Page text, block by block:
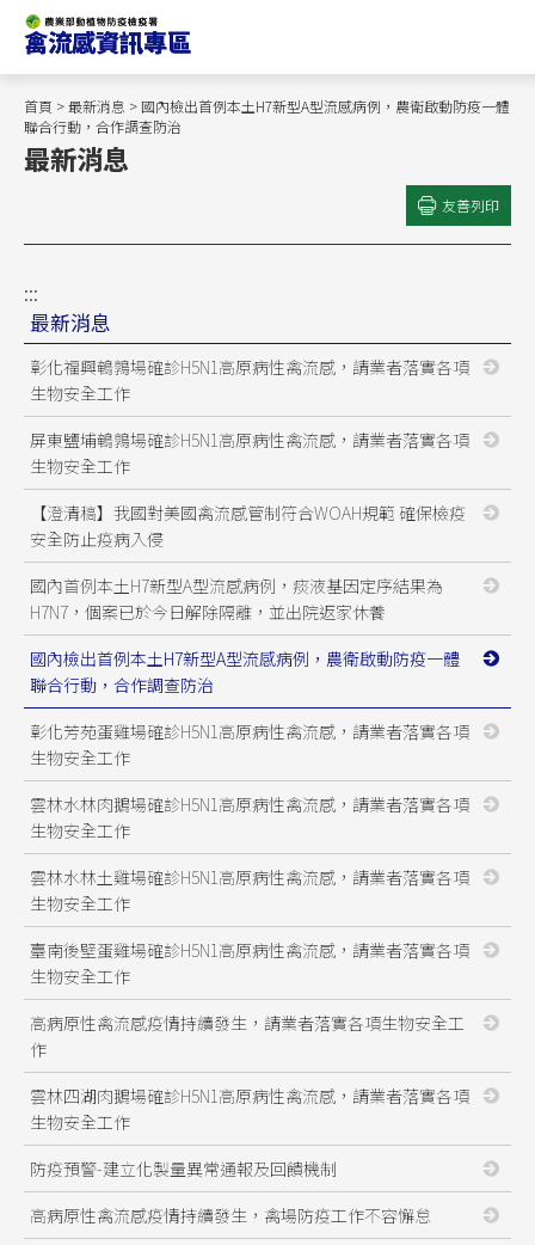
主
首頁 >最新消息 > 國內檢出首例本土H7新型A型流感病例，農衛啟動防疫一體
聯合行動，合作調查防治
最新消息
友善列印
:::
最新消息
彰化福興鵪鶉場確診H5N1高原病性禽流感，請業者落實各項
生物安全工作
屏東鹽埔鵪鶉場確診H5N1高原病性禽流感，請業者落實各項
生物安全工作
【澄清稿】我國對美國禽流感管制符合WOAH規範 確保檢疫
安全防止疫病入侵
國內首例本土H7新型A型流感病例，痰液基因定序結果為
H7N7，個案已於今日解除隔離，並出院返家休養
國內檢出首例本土H7新型A型流感病例，農衛啟動防疫一體
聯合行動，合作調查防治
彰化芳苑蛋雞場確診H5N1高原病性禽流感，請業者落實各項
生物安全工作
雲林水林肉鵝場確診H5N1高原病性禽流感，請業者落實各項
生物安全工作
雲林水林土雞場確診H5N1高原病性禽流感，請業者落實各項
生物安全工作
臺南後壁蛋雞場確診H5N1高原病性禽流感，請業者落實各項
生物安全工作
高病原性禽流感疫情持續發生，請業者落實各項生物安全工
作
雲林四湖肉鵝場確診H5N1高原病性禽流感，請業者落實各項
生物安全工作
防疫預警-建立化製量異常通報及回饋機制
高病原性禽流感疫情持續發生，禽場防疫工作不容懈怠